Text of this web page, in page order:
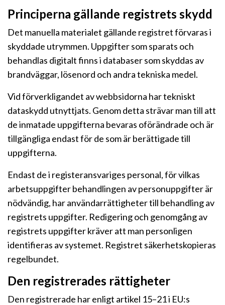
Principerna gällande registrets skydd
Det manuella materialet gällande registret förvaras i
skyddade utrymmen. Uppgifter som sparats och
behandlas digitalt finns i databaser som skyddas av
brandväggar, lösenord och andra tekniska medel.
Vid förverkligandet av webbsidorna har tekniskt
dataskydd utnyttjats. Genom detta strävar man till att
de inmatade uppgifterna bevaras oförändrade och är
tillgängliga endast för de som är berättigade till
uppgifterna.
Endast de i registeransvariges personal, för vilkas
arbetsuppgifter behandlingen av personuppgifter är
nödvändig, har användarrättigheter till behandling av
registrets uppgifter. Redigering och genomgång av
registrets uppgifter kräver att man personligen
identifieras av systemet. Registret säkerhetskopieras
regelbundet.
Den registrerades rättigheter
Den registrerade har enligt artikel 15–21 i EU:s